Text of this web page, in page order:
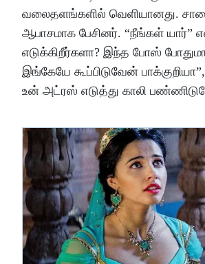
வலைதளங்களில் வெளியானது.
ஆபாசமாக பேசினர். “நீங்கள் யார்”
எடுக்கிறீர்களா? இந்த போஸ்
இங்கேயே கூப்பிடுவேன்
உன் அட்ரஸ் எடுத்து காலி